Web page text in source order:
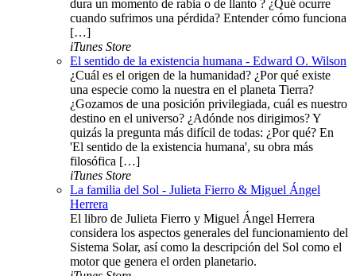
dura un momento de rabia o de llanto ? ¿Qué ocurre
cuando sufrimos una pérdida? Entender cómo funciona
[…]
iTunes Store
El sentido de la existencia humana - Edward O. Wilson
¿Cuál es el origen de la humanidad? ¿Por qué existe
una especie como la nuestra en el planeta Tierra?
¿Gozamos de una posición privilegiada, cuál es nuestro
destino en el universo? ¿Adónde nos dirigimos? Y
quizás la pregunta más difícil de todas: ¿Por qué? En
'El sentido de la existencia humana', su obra más
filosófica […]
iTunes Store
La familia del Sol - Julieta Fierro & Miguel Ángel
Herrera
El libro de Julieta Fierro y Miguel Ángel Herrera
considera los aspectos generales del funcionamiento del
Sistema Solar, así como la descripción del Sol como el
motor que genera el orden planetario.